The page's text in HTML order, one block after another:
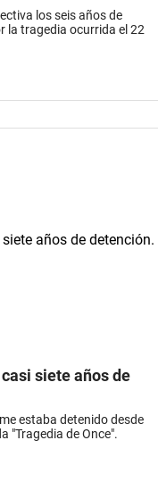
los seis años de
la tragedia ocurrida el 22
siete años de
estaba detenido desde
"Tragedia de Once".